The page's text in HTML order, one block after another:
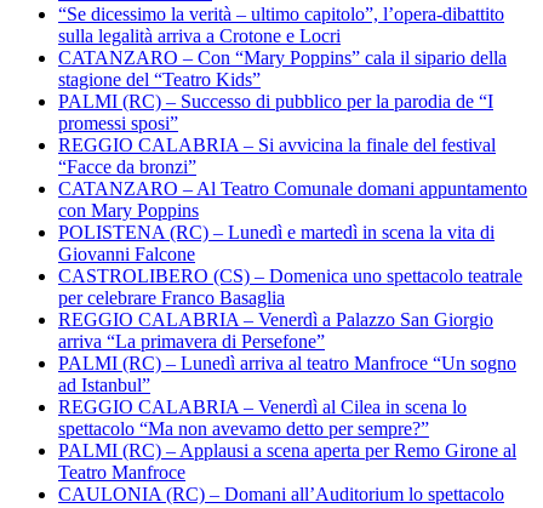
“Se dicessimo la verità – ultimo capitolo”, l’opera-dibattito
sulla legalità arriva a Crotone e Locri
CATANZARO – Con “Mary Poppins” cala il sipario della
stagione del “Teatro Kids”
PALMI (RC) – Successo di pubblico per la parodia de “I
promessi sposi”
REGGIO CALABRIA – Si avvicina la finale del festival
“Facce da bronzi”
CATANZARO – Al Teatro Comunale domani appuntamento
con Mary Poppins
POLISTENA (RC) – Lunedì e martedì in scena la vita di
Giovanni Falcone
CASTROLIBERO (CS) – Domenica uno spettacolo teatrale
per celebrare Franco Basaglia
REGGIO CALABRIA – Venerdì a Palazzo San Giorgio
arriva “La primavera di Persefone”
PALMI (RC) – Lunedì arriva al teatro Manfroce “Un sogno
ad Istanbul”
REGGIO CALABRIA – Venerdì al Cilea in scena lo
spettacolo “Ma non avevamo detto per sempre?”
PALMI (RC) – Applausi a scena aperta per Remo Girone al
Teatro Manfroce
CAULONIA (RC) – Domani all’Auditorium lo spettacolo